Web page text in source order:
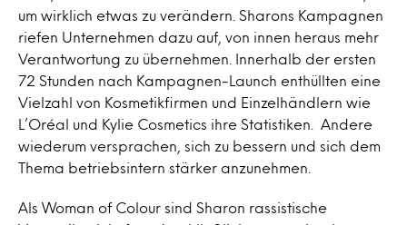
um wirklich etwas zu verändern. Sharons Kampagnen
riefen Unternehmen dazu auf, von innen heraus mehr
Verantwortung zu übernehmen. Innerhalb der ersten
72 Stunden nach Kampagnen-Launch enthüllten eine
Vielzahl von Kosmetikfirmen und Einzelhändlern wie
L’Oréal und Kylie Cosmetics ihre Statistiken. Andere
wiederum versprachen, sich zu bessern und sich dem
Thema betriebsintern stärker anzunehmen.
Als Woman of Colour sind Sharon rassistische